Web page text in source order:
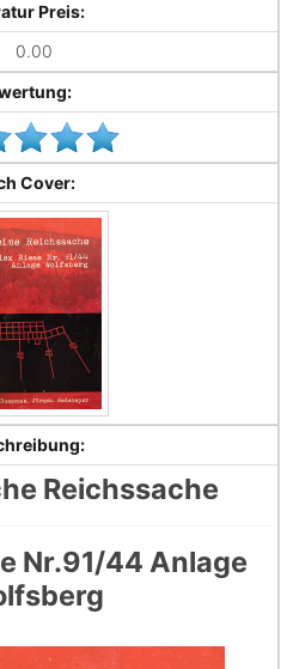
Preis:
0.00
Cover:
Reichssache
Nr.91/44 Anlage